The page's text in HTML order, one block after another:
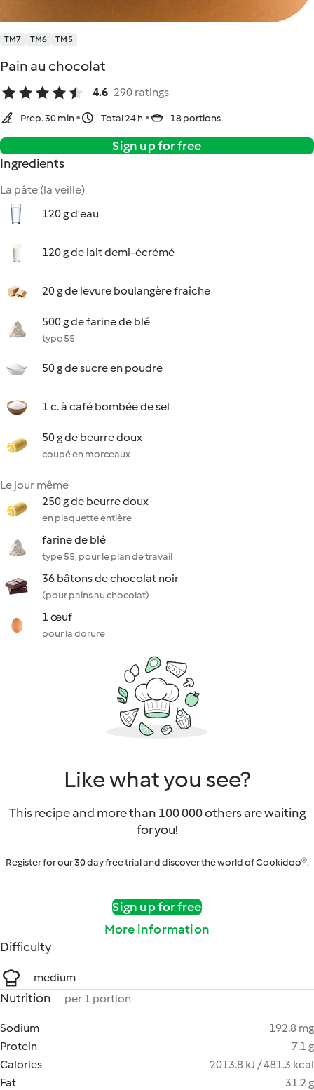
TM7 TM6 TM5
Pain au chocolat
4.6 290 ratings
Prep. 30 min Total 24 h 18 portions
Sign up for free
Ingredients
La pâte (la veille)
120 g d'eau
120 g de lait demi-écrémé
20 g de levure boulangère fraîche
500 g de farine de blé
type 55
50 g de sucre en poudre
1 c. à café bombée de sel
50 g de beurre doux
coupé en morceaux
Le jour même
250 g de beurre doux
en plaquette entière
farine de blé
type 55, pour le plan de travail
36 bâtons de chocolat noir
(pour pains au chocolat)
1 œuf
pour la dorure
Like what you see?
This recipe and more than 100 000 others are waiting
for you!
Register for our 30 day free trial and discover the world of Cookidoo®.
Sign up for free
More information
Difficulty
medium
Nutrition per 1 portion
Sodium
192.8 mg
Protein
7.1 g
Calories
2013.8 kJ / 481.3 kcal
Fat
31.2 g